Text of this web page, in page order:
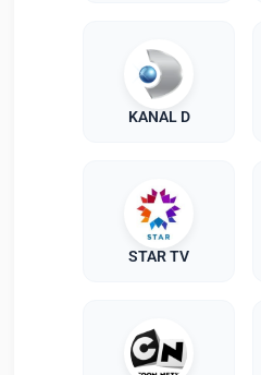
KANAL D
STAR TV